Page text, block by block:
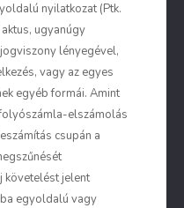
nyilatkozat (Ptk.
ugyanúgy
lényegével,
vagy az egyes
egyéb formái. Amint
elszámolás
csupán a
követelést jelent
egyoldalú vagy